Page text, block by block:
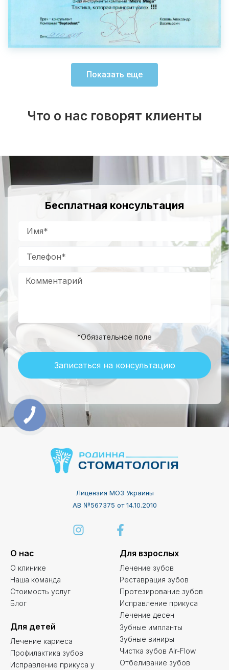
Показать еще
Что о нас говорят клиенты
Бесплатная консультация
*Обязательное поле
Записаться на консультацию
Лицензия МОЗ Украины
АВ №567375 от 14.10.2010
О нас
О клинике
Наша команда
Стоимость услуг
Блог
Для взрослых
Лечение зубов
Реставрация зубов
Протезирование зубов
Исправление прикуса
Лечение десен
Зубные импланты
Зубные виниры
Чистка зубов Air-Flow
Отбеливание зубов
Для детей
Лечение кариеса
Профилактика зубов
Исправление прикуса у